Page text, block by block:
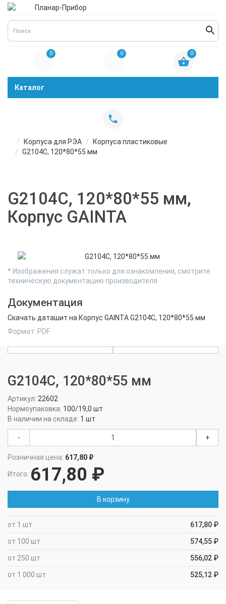
0 0 0
Каталог
Корпуса для РЭА
Корпуса пластиковые
G2104C, 120*80*55 мм
G2104C, 120*80*55 мм,
Корпус GAINTA
* Изображения служат только для ознакомления, смотрите
техническую документацию производителя
Документация
Скачать даташит на Корпус GAINTA G2104C, 120*80*55 мм
Формат: PDF
G2104C, 120*80*55 мм
Артикул: 22602
Нормоупаковка: 100/19,0 шт
В наличии на складе: 1 шт
- +
Розничная цена: 617,80 ₽
Итого: 617,80 ₽
В корзину
от 1 шт 617,80 ₽
от 100 шт 574,55 ₽
от 250 шт 556,02 ₽
от 1 000 шт 525,12 ₽